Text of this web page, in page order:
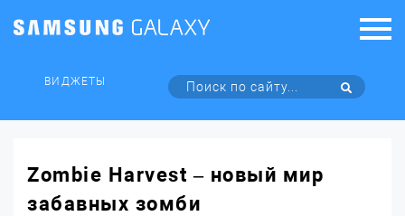
ВИДЖЕТЫ
Zombie Harvest – новый мир
забавных зомби